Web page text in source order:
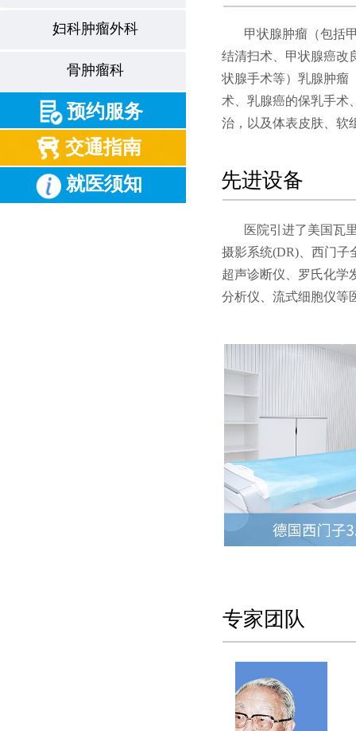
妇科肿瘤外科
骨肿瘤科
甲状腺肿瘤（包括甲
结清扫术、甲状腺癌改
状腺手术等）乳腺肿瘤
术、乳腺癌的保乳手术
治，以及体表皮肤、软
预约服务
交通指南
先进设备
就医须知
医院引进了美国瓦
摄影系统(DR)、西门子
超声诊断仪、罗氏化学
分析仪、流式细胞仪等
专家团队